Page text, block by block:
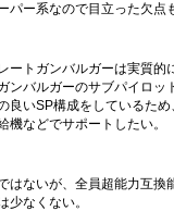
ー系なので目立った欠点
トガンバルガーは実質
バルガーのサブパイロ
いSP構成をしているため
などでサポートしたい。
ないが、全員超能力互換
なくない。